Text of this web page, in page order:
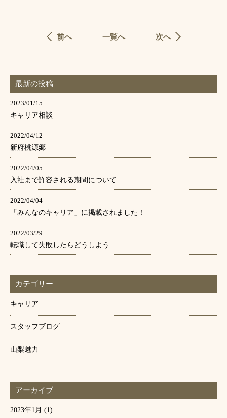
前へ 一覧へ 次へ
最新の投稿
2023/01/15
キャリア相談
2022/04/12
新府桃源郷
2022/04/05
入社まで許容される期間について
2022/04/04
「みんなのキャリア」に掲載されました！
2022/03/29
転職して失敗したらどうしよう
カテゴリー
キャリア
スタッフブログ
山梨魅力
アーカイブ
2023年1月 (1)